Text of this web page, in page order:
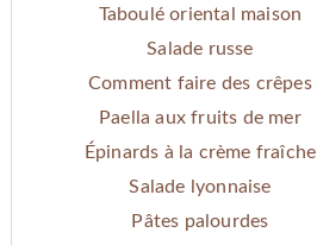
Taboulé oriental maison
Salade russe
Comment faire des crêpes
Paella aux fruits de mer
Épinards à la crème fraîche
Salade lyonnaise
Pâtes palourdes